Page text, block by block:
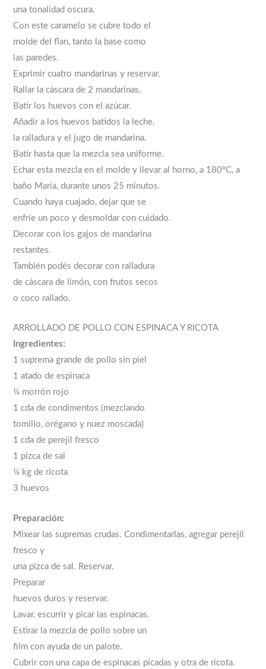
una tonalidad oscura.
Con este caramelo se cubre todo el
molde del flan, tanto la base como
las paredes.
Exprimir cuatro mandarinas y reservar.
Rallar la cáscara de 2 mandarinas.
Batir los huevos con el azúcar.
Añadir a los huevos batidos la leche,
la ralladura y el jugo de mandarina.
Batir hasta que la mezcla sea uniforme.
Echar esta mezcla en el molde y llevar al horno, a 180ºC, a
baño María, durante unos 25 minutos.
Cuando haya cuajado, dejar que se
enfríe un poco y desmoldar con cuidado.
Decorar con los gajos de mandarina
restantes.
También podés decorar con ralladura
de cáscara de limón, con frutos secos
o coco rallado.
ARROLLADO DE POLLO CON ESPINACA Y RICOTA
Ingredientes:
1 suprema grande de pollo sin piel
1 atado de espinaca
¼ morrón rojo
1 cda de condimentos (mezclando
tomillo, orégano y nuez moscada)
1 cda de perejil fresco
1 pizca de sal
¼ kg de ricota
3 huevos
Preparación:
Mixear las supremas crudas. Condimentarlas, agregar perejil
fresco y
una pizca de sal. Reservar.
Preparar
huevos duros y reservar.
Lavar, escurrir y picar las espinacas.
Estirar la mezcla de pollo sobre un
film con ayuda de un palote.
Cubrir con una capa de espinacas picadas y otra de ricota.